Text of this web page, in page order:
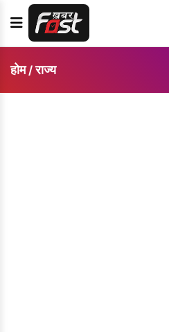
होम/ राज्य